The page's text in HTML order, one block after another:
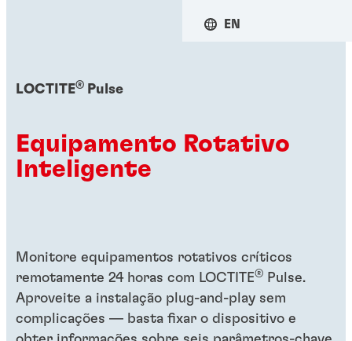
EN
LOCTITE® Pulse
Equipamento Rotativo
Inteligente
Monitore equipamentos rotativos críticos
remotamente 24 horas com LOCTITE®
Pulse.
Aproveite a instalação plug-and-play sem
complicações — basta fixar o dispositivo e